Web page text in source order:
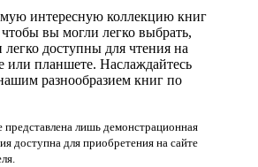
интересную коллекцию книг
вы могли легко выбрать,
легко доступны для чтения на
или планшете. Наслаждайтесь
разнообразием книг по
лишь демонстрационная
доступна для приобретения на сайте